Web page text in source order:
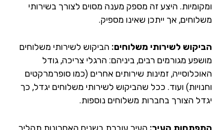
היצע זה מספק מענה מסוים לצורך בשירותי
אך ייתכן שאינו מספיק.
לשירותי משלוחים:הביקוש לשירותי משלוחים
מגורמים רבים, ביניהם: הרגלי צריכה, גודל
זמינות שירותים אחרים (כמו סופרמרקטים
ועוד. ככל שהביקוש לשירותי משלוחים יגדל, כך
הצורך בחברות משלוחים נוספות.
העיר:העיר עוברת בשנים האחרונות תהליך